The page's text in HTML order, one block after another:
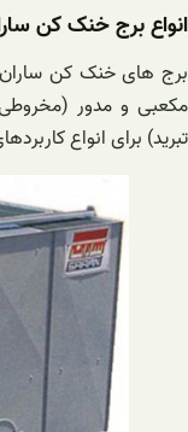
انواع برج خنک کن
برج های خنک کن ساران
تبرید) برای انواع